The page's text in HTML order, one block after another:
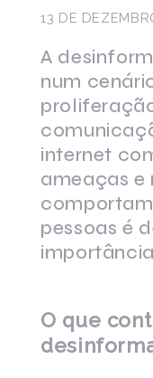
13 DE
A
num
internet
ameaças e
pessoas é
O que